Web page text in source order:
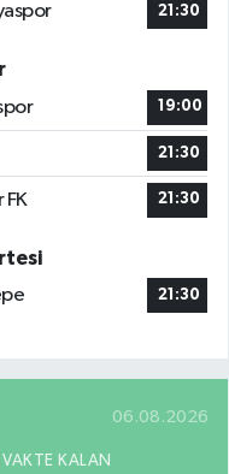
21:30
19:00
21:30
FK 21:30
21:30
06.08.2026
KALAN